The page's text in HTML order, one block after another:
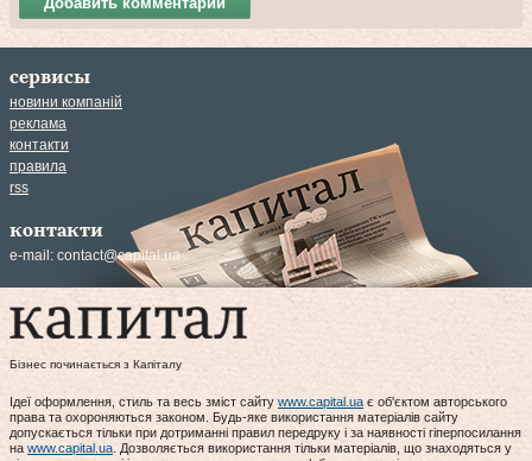
сервисы
новини компаній
реклама
контакти
правила
rss
контакти
e-mail: contact@capital.ua
Бізнес починається з Капіталу
Ідеї оформлення, стиль та весь зміст сайту www.capital.ua є об'єктом авторського
права та охороняються законом. Будь-яке використання матеріалів сайту
допускається тільки при дотриманні правил передруку і за наявності гіперпосилання
на www.capital.ua. Дозволяється використання тільки матеріалів, що знаходяться у